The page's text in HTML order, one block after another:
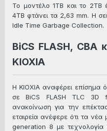
Το μοντέλο 1TB και το
4TB φτάνει τα 2,63 mm. Η
Idle Time Garbage Collection.
BiCS FLASH, CBA
KIOXIA
Η KIOXIA αναφέρει επίσημα
σε BiCS FLASH TLC 3D
ανακοίνωση για την
εταιρεία ανέφερε ότι τα νέα
generation 8 με